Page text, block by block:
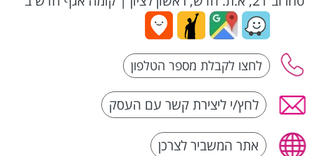
לחץ/י ליצירת קשר עם העסק
אתר המשביר לצרכן